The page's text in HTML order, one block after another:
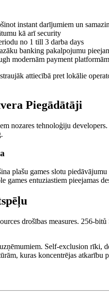
instant darījumiem un
kā arī security
no 1 till 3 darba days
banking pakalpojumu
modernām payment platformām
attiecībā pret lokālie
Piegādātāji
nozares tehnoloģiju
plašu games slotu
games entuziastiem pieejamas
drošības measures. 256-
Self-exclusion rīki,
kuras koncentrējas atkarību